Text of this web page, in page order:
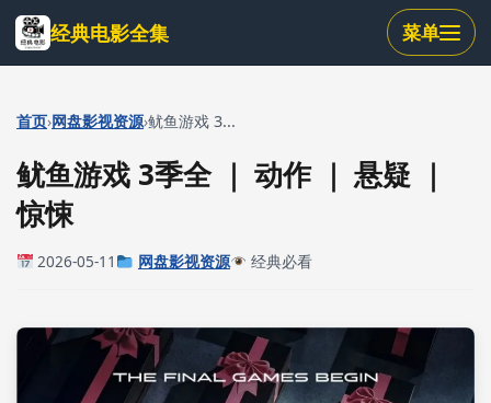
跳
到
主
内
经典电影全集 菜单
首页›网盘影视资源›鱿鱼游戏 3...
鱿鱼游戏 3季全 ｜ 动作 ｜ 悬疑 ｜
惊悚
2026-05-11 网盘影视资源 经典必看